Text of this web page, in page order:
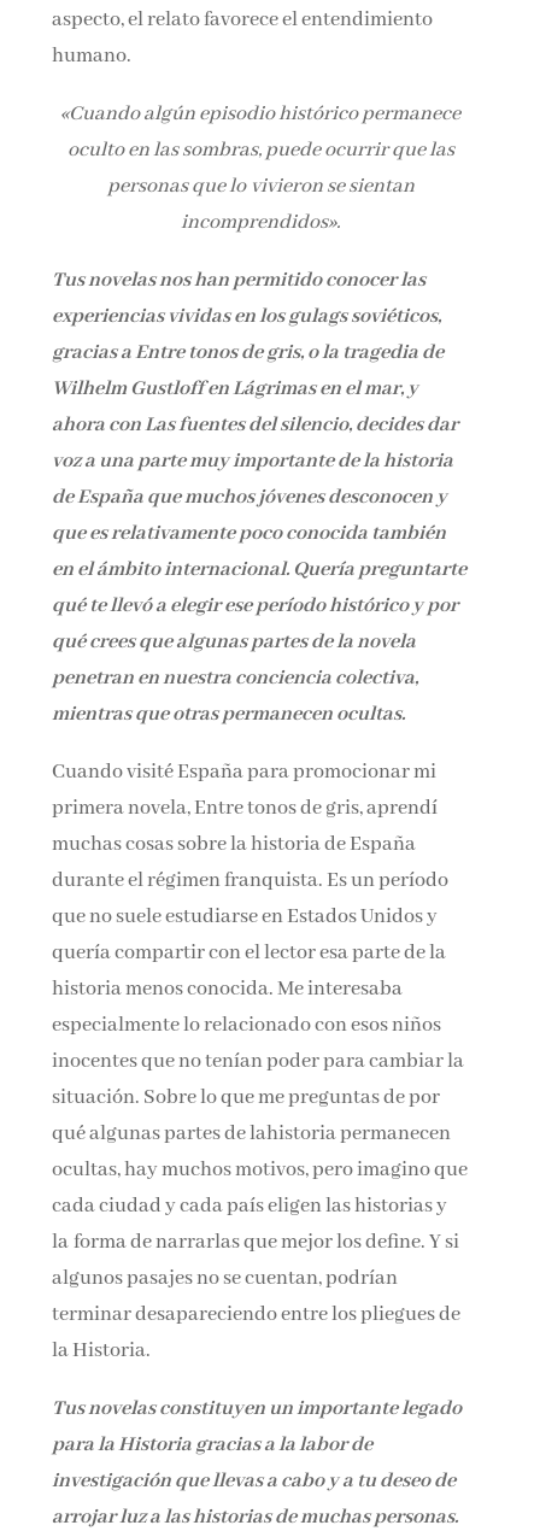
aspecto, el relato favorece el entendimiento
humano.
«Cuando algún episodio histórico permanece
oculto en las sombras, puede ocurrir que las
personas que lo vivieron se sientan
incomprendidos».
Tus novelas nos han permitido conocer las
experiencias vividas en los gulags soviéticos,
gracias a Entre tonos de gris, o la tragedia de
Wilhelm Gustloff en Lágrimas en el mar, y
ahora con Las fuentes del silencio, decides dar
voz a una parte muy importante de la historia
de España que muchos jóvenes desconocen y
que es relativamente poco conocida también
en el ámbito internacional. Quería preguntarte
qué te llevó a elegir ese período histórico y por
qué crees que algunas partes de la novela
penetran en nuestra conciencia colectiva,
mientras que otras permanecen ocultas.
Cuando visité España para promocionar mi
primera novela, Entre tonos de gris, aprendí
muchas cosas sobre la historia de España
durante el régimen franquista. Es un período
que no suele estudiarse en Estados Unidos y
quería compartir con el lector esa parte de la
historia menos conocida. Me interesaba
especialmente lo relacionado con esos niños
inocentes que no tenían poder para cambiar la
situación. Sobre lo que me preguntas de por
qué algunas partes de lahistoria permanecen
ocultas, hay muchos motivos, pero imagino que
cada ciudad y cada país eligen las historias y
la forma de narrarlas que mejor los define. Y si
algunos pasajes no se cuentan, podrían
terminar desapareciendo entre los pliegues de
la Historia.
Tus novelas constituyen un importante legado
para la Historiagracias a la labor de
investigación que llevas a cabo y a tudeseo de
arrojar luz a las historias de muchas personas.